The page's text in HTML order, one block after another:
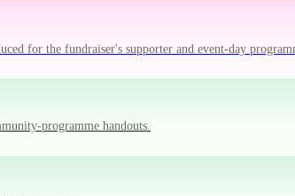
for the fundraiser's supporter and event-day
programme handouts.